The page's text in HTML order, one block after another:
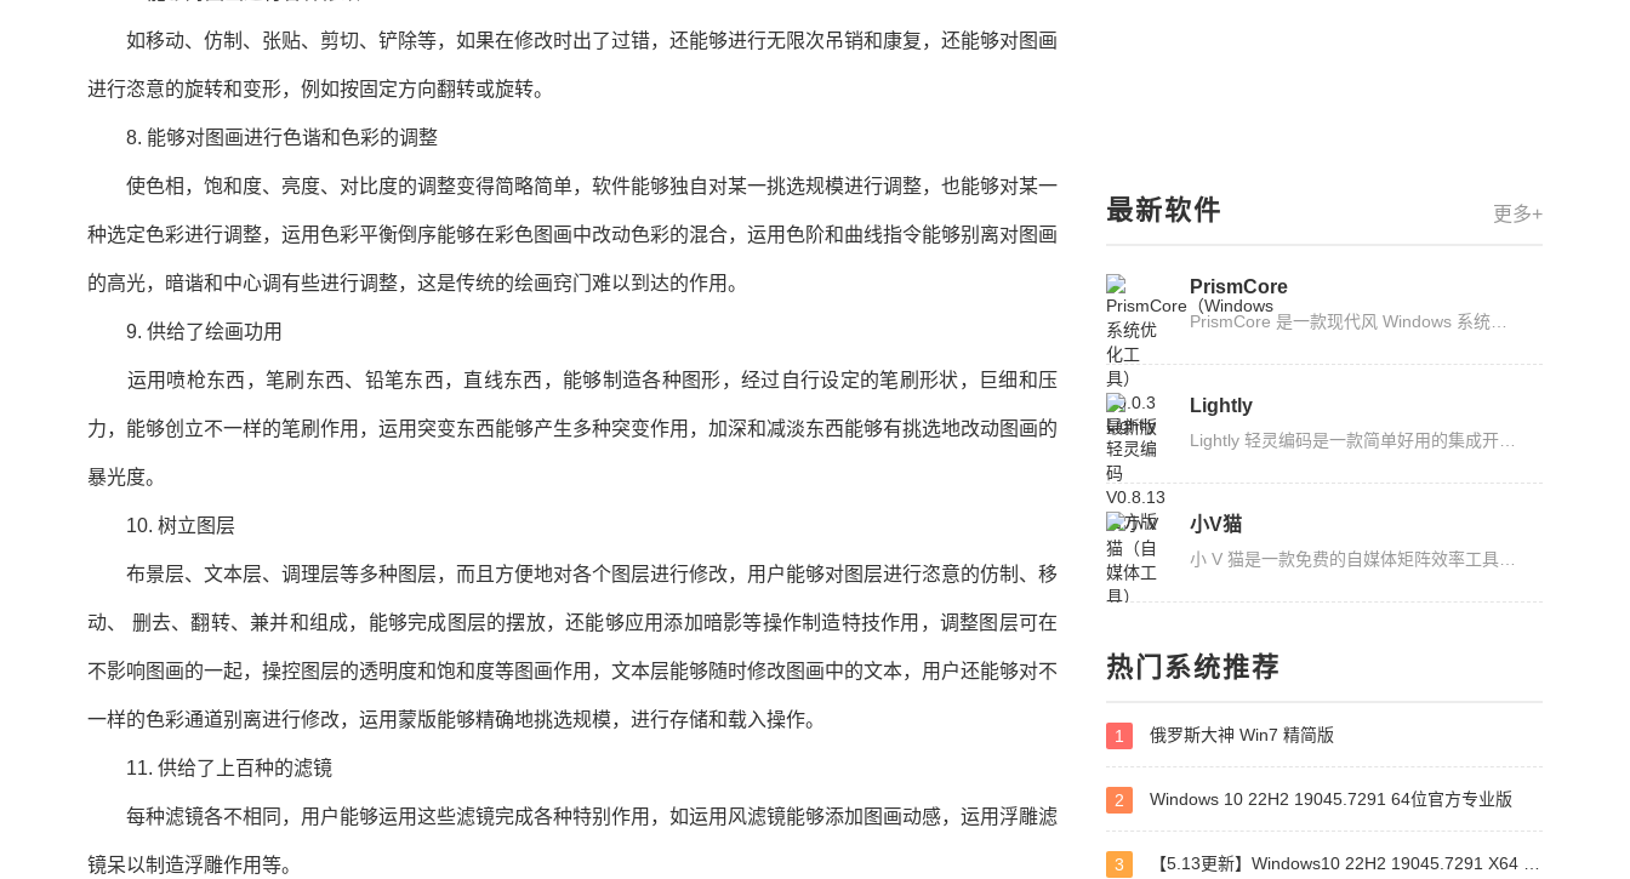
如移动、仿制、张贴、剪切、铲除等，如果在修改时出了过错，还能够进行无限次吊销和康复，还能够对图画
进行恣意的旋转和变形，例如按固定方向翻转或旋转。
8. 能够对图画进行色谐和色彩的调整
使色相，饱和度、亮度、对比度的调整变得简略简单，软件能够独自对某一挑选规模进行调整，也能够对某一
种选定色彩进行调整，运用色彩平衡倒序能够在彩色图画中改动色彩的混合，运用色阶和曲线指令能够别离对图画
的高光，暗谐和中心调有些进行调整，这是传统的绘画窍门难以到达的作用。
9. 供给了绘画功用
运用喷枪东西，笔刷东西、铅笔东西，直线东西，能够制造各种图形，经过自行设定的笔刷形状，巨细和压
力，能够创立不一样的笔刷作用，运用突变东西能够产生多种突变作用，加深和减淡东西能够有挑选地改动图画的
暴光度。
10. 树立图层
布景层、文本层、调理层等多种图层，而且方便地对各个图层进行修改，用户能够对图层进行恣意的仿制、移
动、 删去、翻转、兼并和组成，能够完成图层的摆放，还能够应用添加暗影等操作制造特技作用，调整图层可在
不影响图画的一起，操控图层的透明度和饱和度等图画作用，文本层能够随时修改图画中的文本，用户还能够对不
一样的色彩通道别离进行修改，运用蒙版能够精确地挑选规模，进行存储和载入操作。
11. 供给了上百种的滤镜
每种滤镜各不相同，用户能够运用这些滤镜完成各种特别作用，如运用风滤镜能够添加图画动感，运用浮雕滤
镜呆以制造浮雕作用等。
更多+
最新软件
PrismCore
Lightly
小V猫
CrystalDiskInfo
CrystalDiskInfo（硬盘检测工具）是一款实用的硬盘状态信息检测工具软件，现已更新至 9.9.0 版本，此次更新新增识别假冒三星 SSD 功能，并修复 JMS586 New 工作不正常的问题。该软件为用户提供...
热门系统推荐
1 俄罗斯大神 Win7 精简版
2 Windows 10 22H2 19045.7291 64位官方专业版
3 【5.13更新】Windows10 22H2 19045.7291 X64 专业版